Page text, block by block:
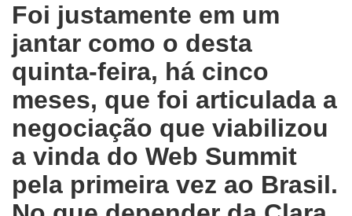
Foi justamente em um
jantar como o desta
quinta-feira, há cinco
meses, que foi articulada a
negociação que viabilizou
a vinda do Web Summit
pela primeira vez ao Brasil.